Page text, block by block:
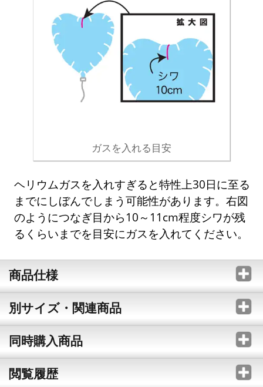
ガスを入れる目安
ヘリウムガスを入れすぎると特性上30日に至る
までにしぼんでしまう可能性があります。右図
のようにつなぎ目から10～11cm程度シワが残
るくらいまでを目安にガスを入れてください。
商品仕様
別サイズ・関連商品
同時購入商品
閲覧履歴